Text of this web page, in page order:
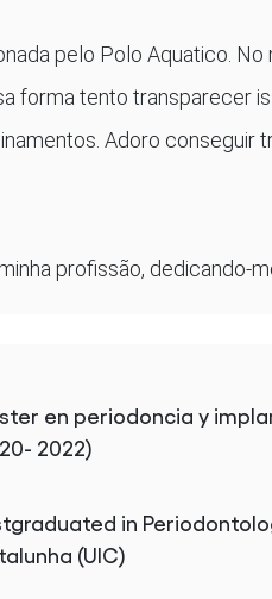
pelo Polo Aquatico.
forma tento transparecer
Adoro conseguir
profissão, dedicando-
en periodoncia y
2022)
in
(UIC)